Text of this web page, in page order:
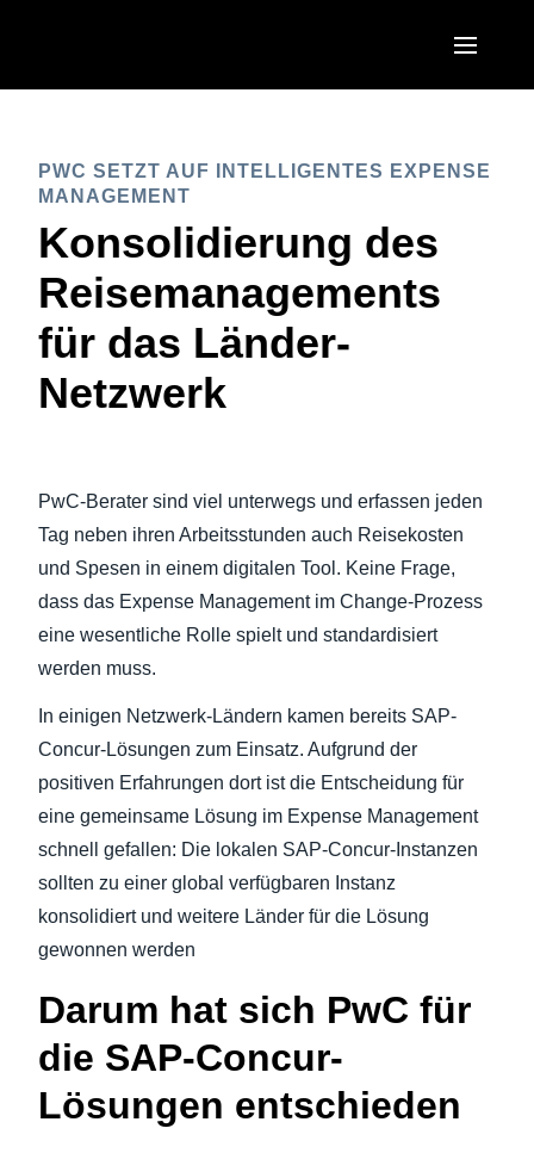
United States (English)
Canada (Français)
México (Español)
United Kingdom (English)
France (Français)
Deutschland (Deutsch)
Denmark (English)
Finland (English)
Belgium (English)
Norway (English)
ASIA PACIFIC
Australia (English)
India (English)
PWC SETZT AUF INTELLIGENTES EXPENSE
MANAGEMENT
Konsolidierung des
Reisemanagements
für das Länder-
Netzwerk
PwC-Berater sind viel unterwegs und erfassen jeden
Tag neben ihren Arbeitsstunden auch Reisekosten
und Spesen in einem digitalen Tool. Keine Frage,
dass das Expense Management im Change-Prozess
eine wesentliche Rolle spielt und standardisiert
werden muss.
In einigen Netzwerk-Ländern kamen bereits SAP-
Concur-Lösungen zum Einsatz. Aufgrund der
positiven Erfahrungen dort ist die Entscheidung für
eine gemeinsame Lösung im Expense Management
schnell gefallen: Die lokalen SAP-Concur-Instanzen
sollten zu einer global verfügbaren Instanz
konsolidiert und weitere Länder für die Lösung
gewonnen werden
Darum hat sich PwC für
die SAP-Concur-
Lösungen entschieden